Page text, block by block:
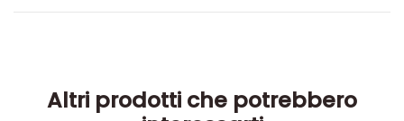
Altri prodotti che potrebbero